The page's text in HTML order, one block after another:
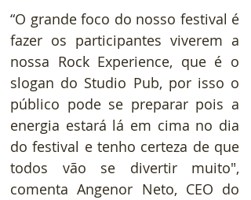
“O grande foco do nosso festival é
fazer os participantes viverem a
nossa Rock Experience, que é o
slogan do Studio Pub, por isso o
público pode se preparar pois a
energia estará lá em cima no dia
do festival e tenho certeza de que
todos vão se divertir muito",
comenta Angenor Neto, CEO do